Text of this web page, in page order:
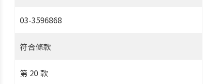
03-3596868
符合條款
第 20 款